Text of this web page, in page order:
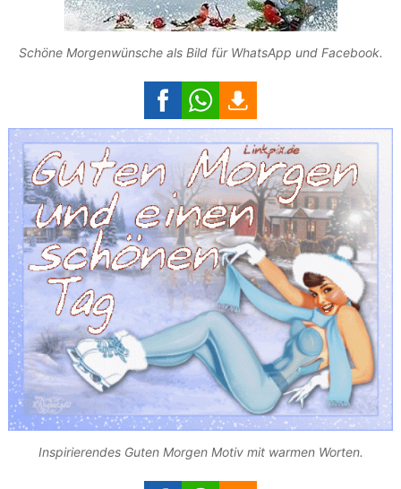
Schöne Morgenwünsche als Bild für WhatsApp und Facebook.
Inspirierendes Guten Morgen Motiv mit warmen Worten.